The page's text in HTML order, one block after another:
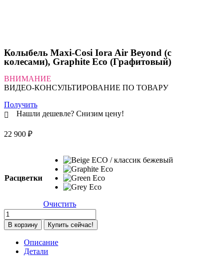
Колыбель Maxi-Cosi Iora Air Beyond (c
колесами), Graphite Eco (Графитовый)
ВНИМАНИЕ
ВИДЕО-КОНСУЛЬТИРОВАНИЕ ПО ТОВАРУ
Получить
Нашли дешевле? Снизим цену!
22 900 ₽
Расцветки
Очистить
Количество
товара
Колыбель
Maxi-
Cosi
В корзину Купить сейчас!
Описание
Детали